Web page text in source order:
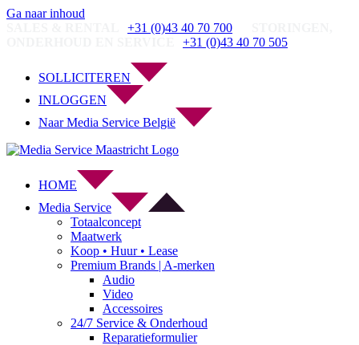
Ga naar inhoud
+31 (0)43 40 70 700
+31 (0)43 40 70 505
SOLLICITEREN
INLOGGEN
Naar Media Service België
HOME
Media Service
Totaalconcept
Maatwerk
Koop • Huur • Lease
Premium Brands | A-merken
Audio
Video
Accessoires
24/7 Service & Onderhoud
Reparatieformulier